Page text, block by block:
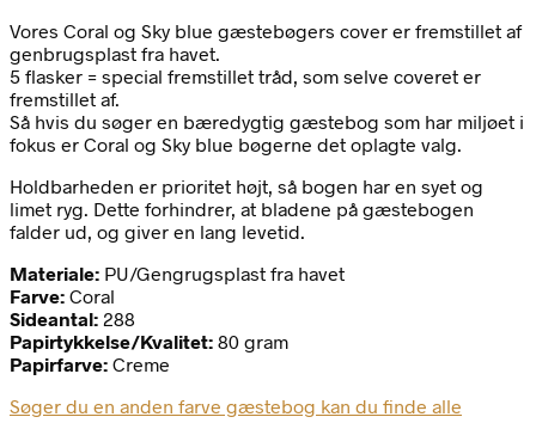
Vores Coral og Sky blue gæstebøgers cover er fremstillet af
genbrugsplast fra havet.
5 flasker = special fremstillet tråd, som selve coveret er
fremstillet af.
Så hvis du søger en bæredygtig gæstebog som har miljøet i
fokus er Coral og Sky blue bøgerne det oplagte valg.
Holdbarheden er prioritet højt, så bogen har en syet og
limet ryg. Dette forhindrer, at bladene på gæstebogen
falder ud, og giver en lang levetid.
Materiale: PU/Gengrugsplast fra havet
Farve: Coral
Sideantal: 288
Papirtykkelse/Kvalitet: 80 gram
Papirfarve: Creme
Søger du en anden farve gæstebog kan du finde alle